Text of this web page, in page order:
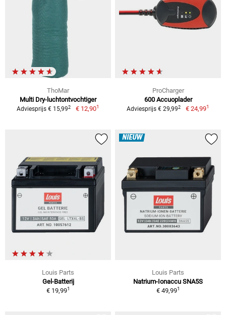
ThoMar
Multi Dry-luchtontvochtiger
Adviesprijs € 15,992 € 12,901
ProCharger
600 Accuoplader
Adviesprijs € 29,992 € 24,991
Louis Parts
Gel-Batterij
€ 19,991
NIEUW
Louis Parts
Natrium-Ionaccu SNA5S
€ 49,991